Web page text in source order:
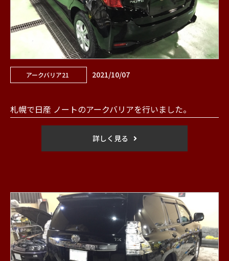
アークバリア21 2021/10/07
札幌で日産 ノートのアークバリアを行いました。
詳しく見る